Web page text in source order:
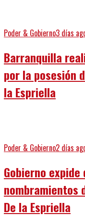
Poder & Gobierno3 días
Barranquilla
por la posesión
la Espriella
Poder & Gobierno2 días
Gobierno
nombramientos
De la Espriella